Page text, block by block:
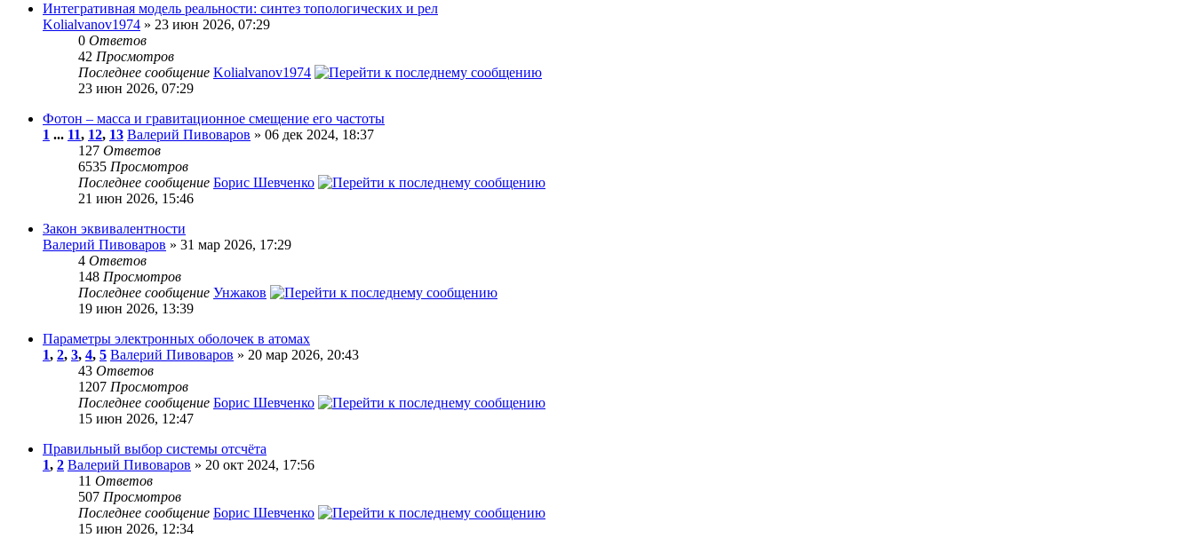
Интегративная модель реальности: синтез топологических и рел
Kolialvanov1974 » 23 июн 2026, 07:29
0 Ответов
42 Просмотров
Последнее сообщение Kolialvanov1974
23 июн 2026, 07:29
Фотон – масса и гравитационное смещение его частоты
1 ... 11, 12, 13 Валерий Пивоваров » 06 дек 2024, 18:37
127 Ответов
6535 Просмотров
Последнее сообщение Борис Шевченко
21 июн 2026, 15:46
Закон эквивалентности
Валерий Пивоваров » 31 мар 2026, 17:29
4 Ответов
148 Просмотров
Последнее сообщение Унжаков
19 июн 2026, 13:39
Параметры электронных оболочек в атомах
1, 2, 3, 4, 5 Валерий Пивоваров » 20 мар 2026, 20:43
43 Ответов
1207 Просмотров
Последнее сообщение Борис Шевченко
15 июн 2026, 12:47
Правильный выбор системы отсчёта
1, 2 Валерий Пивоваров » 20 окт 2024, 17:56
11 Ответов
507 Просмотров
Последнее сообщение Борис Шевченко
15 июн 2026, 12:34